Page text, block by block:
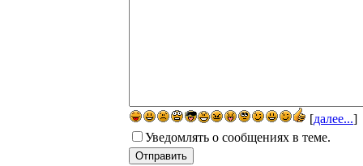
[далее...]
Уведомлять о сообщениях в теме.